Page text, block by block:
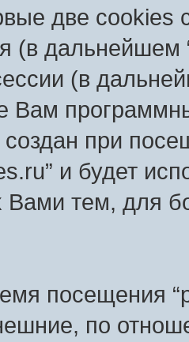
две cookies
(в дальнейшем
(в
Вам
создан при
и будет
тем, для
посещения
по